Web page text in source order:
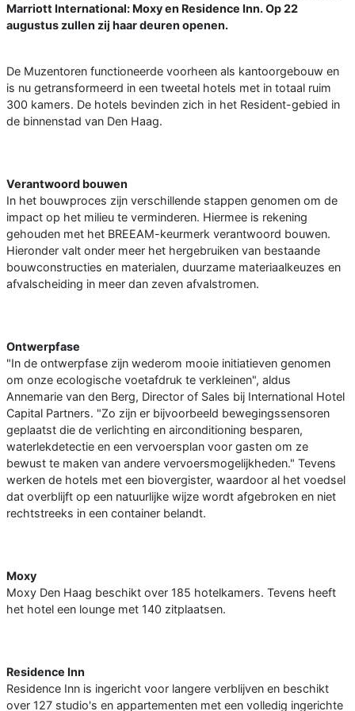
Marriott International: Moxy en Residence Inn. Op 22
augustus zullen zij haar deuren openen.
De Muzentoren functioneerde voorheen als kantoorgebouw en
is nu getransformeerd in een tweetal hotels met in totaal ruim
300 kamers. De hotels bevinden zich in het Resident-gebied in
de binnenstad van Den Haag.
Verantwoord bouwen
In het bouwproces zijn verschillende stappen genomen om de
impact op het milieu te verminderen. Hiermee is rekening
gehouden met het BREEAM-keurmerk verantwoord bouwen.
Hieronder valt onder meer het hergebruiken van bestaande
bouwconstructies en materialen, duurzame materiaalkeuzes en
afvalscheiding in meer dan zeven afvalstromen.
Ontwerpfase
"In de ontwerpfase zijn wederom mooie initiatieven genomen
om onze ecologische voetafdruk te verkleinen", aldus
Annemarie van den Berg, Director of Sales bij International Hotel
Capital Partners. "Zo zijn er bijvoorbeeld bewegingssensoren
geplaatst die de verlichting en airconditioning besparen,
waterlekdetectie en een vervoersplan voor gasten om ze
bewust te maken van andere vervoersmogelijkheden." Tevens
werken de hotels met een biovergister, waardoor al het voedsel
dat overblijft op een natuurlijke wijze wordt afgebroken en niet
rechtstreeks in een container belandt.
Moxy
Moxy Den Haag beschikt over 185 hotelkamers. Tevens heeft
het hotel een lounge met 140 zitplaatsen.
Residence Inn
Residence Inn is ingericht voor langere verblijven en beschikt
over 127 studio's en appartementen met een volledig ingerichte